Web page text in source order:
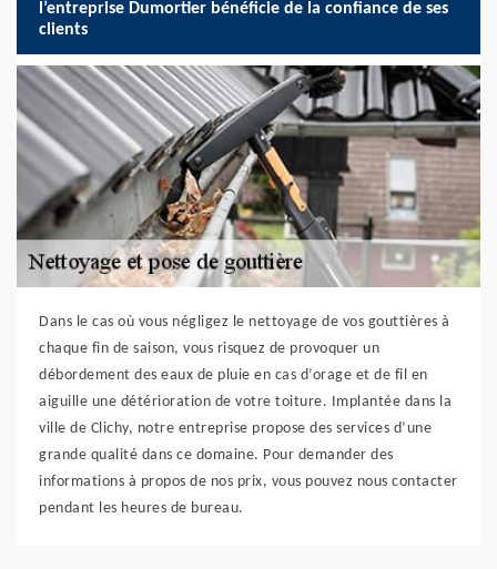
l’entreprise Dumortier bénéficie de la confiance de ses
clients
Dans le cas où vous négligez le nettoyage de vos gouttières à
chaque fin de saison, vous risquez de provoquer un
débordement des eaux de pluie en cas d’orage et de fil en
aiguille une détérioration de votre toiture. Implantée dans la
ville de Clichy, notre entreprise propose des services d’une
grande qualité dans ce domaine. Pour demander des
informations à propos de nos prix, vous pouvez nous contacter
pendant les heures de bureau.